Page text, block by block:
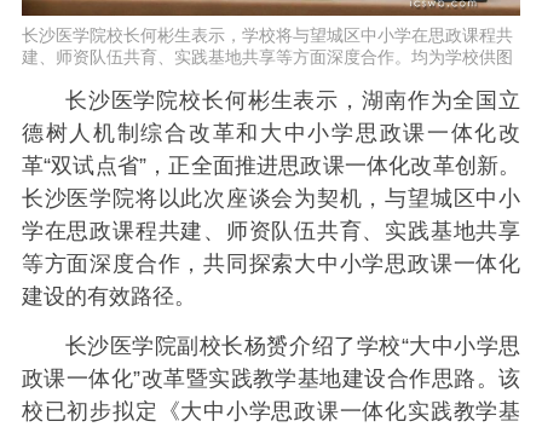
长沙医学院校长何彬生表示，学校将与望城区中小学在思政课程共
建、师资队伍共育、实践基地共享等方面深度合作。均为学校供图
长沙医学院校长何彬生表示，湖南作为全国立
德树人机制综合改革和大中小学思政课一体化改
革“双试点省”，正全面推进思政课一体化改革创新。
长沙医学院将以此次座谈会为契机，与望城区中小
学在思政课程共建、师资队伍共育、实践基地共享
等方面深度合作，共同探索大中小学思政课一体化
建设的有效路径。
长沙医学院副校长杨赟介绍了学校“大中小学思
政课一体化”改革暨实践教学基地建设合作思路。该
校已初步拟定《大中小学思政课一体化实践教学基